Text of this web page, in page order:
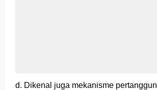
d. Dikenal juga mekanisme